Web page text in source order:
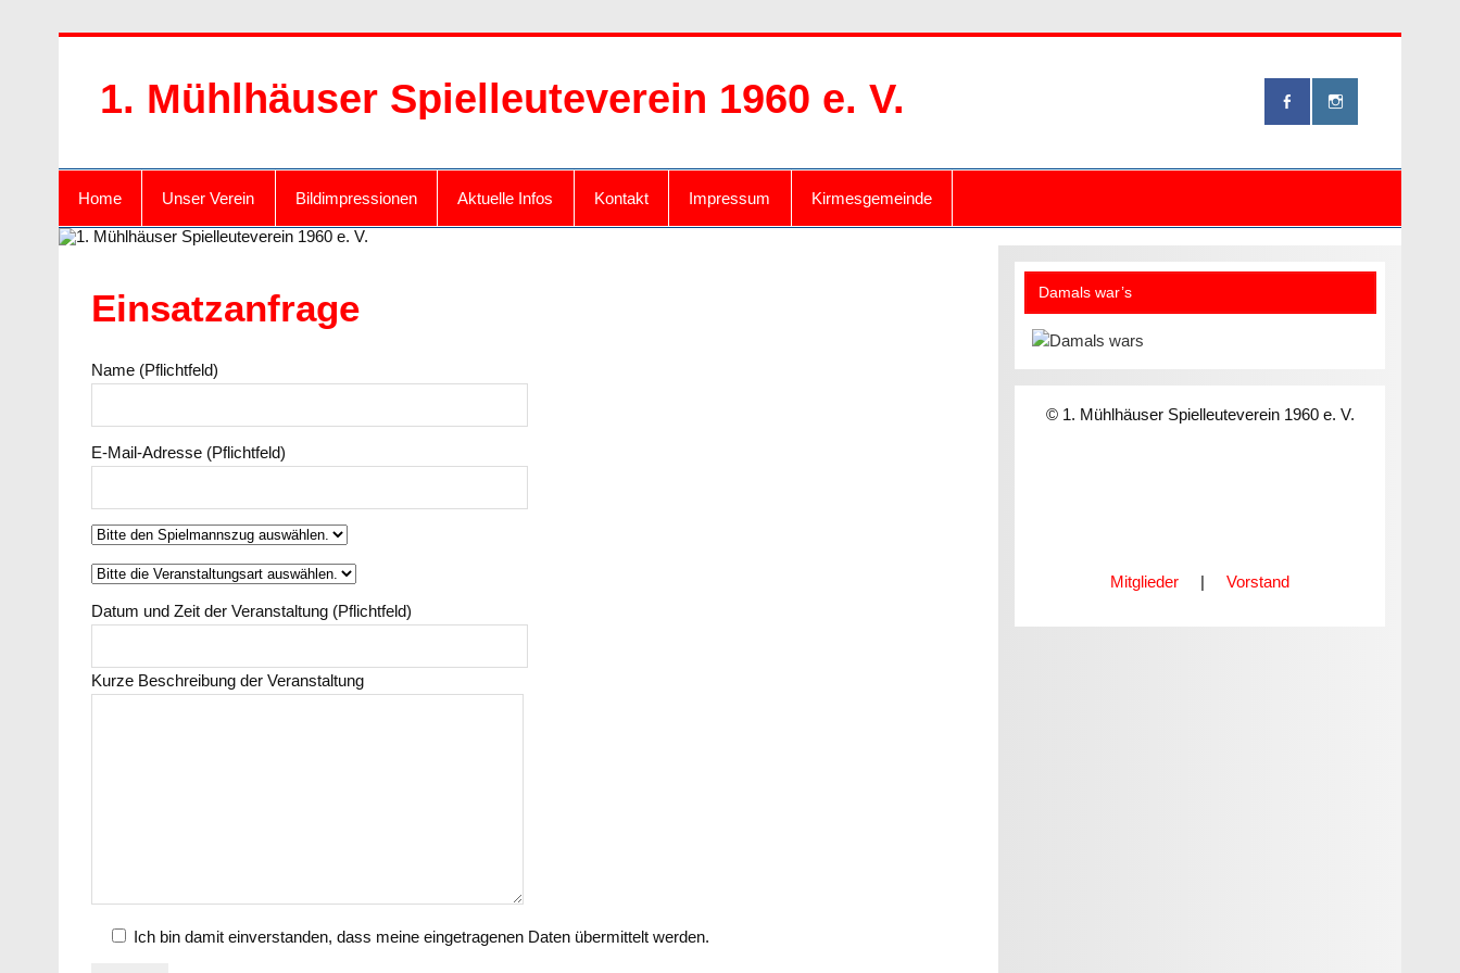
1. Mühlhäuser Spielleuteverein 1960 e. V.
Home Unser Verein Bildimpressionen Aktuelle Infos Kontakt Impressum Kirmesgemeinde
Einsatzanfrage
Name (Pflichtfeld)
E-Mail-Adresse (Pflichtfeld)
Datum und Zeit der Veranstaltung (Pflichtfeld)
Kurze Beschreibung der Veranstaltung
Ich bin damit einverstanden, dass meine eingetragenen Daten übermittelt werden.
Damals war’s
© 1. Mühlhäuser Spielleuteverein 1960 e. V.
Mitglieder |Vorstand